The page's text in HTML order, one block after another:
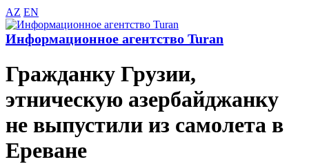
AZ EN
Информационное агентство Turan
Гражданку Грузии,
этническую азербайджанку
не выпустили из самолета в
Ереване